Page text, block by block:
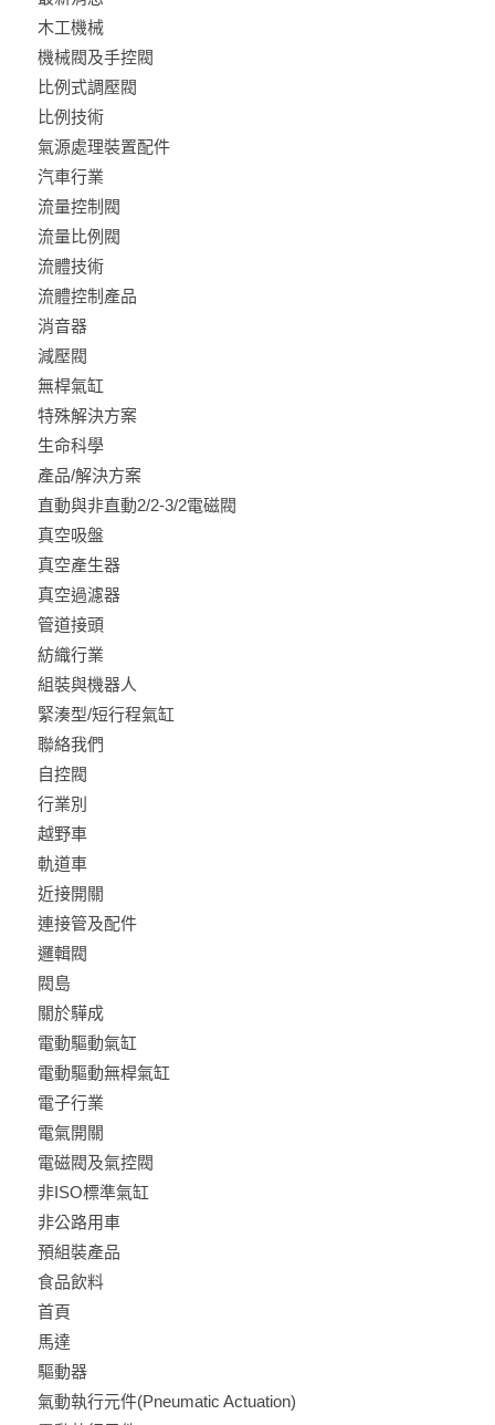
木工機械
機械閥及手控閥
比例式調壓閥
比例技術
氣源處理裝置配件
汽車行業
流量控制閥
流量比例閥
流體技術
流體控制產品
消音器
減壓閥
無桿氣缸
特殊解決方案
生命科學
產品/解決方案
直動與非直動2/2-3/2電磁閥
真空吸盤
真空產生器
真空過濾器
管道接頭
紡織行業
組裝與機器人
緊湊型/短行程氣缸
聯絡我們
自控閥
行業別
越野車
軌道車
近接開關
連接管及配件
邏輯閥
閥島
關於驊成
電動驅動氣缸
電動驅動無桿氣缸
電子行業
電氣開關
電磁閥及氣控閥
非ISO標準氣缸
非公路用車
預組裝產品
食品飲料
首頁
馬達
驅動器
氣動執行元件(Pneumatic Actuation)